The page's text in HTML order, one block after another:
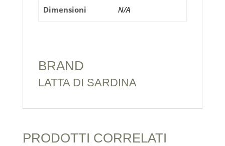
Dimensioni N/A
BRAND
LATTA DI SARDINA
PRODOTTI CORRELATI